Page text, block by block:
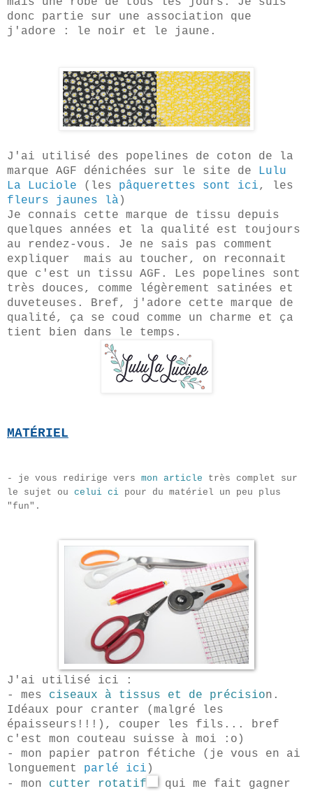
donc partie sur une association que
j'adore : le noir et le jaune.
J'ai utilisé des popelines de coton de la
marque AGF dénichées sur le site de Lulu
La Luciole (les pâquerettes sont ici, les
fleurs jaunes là )
Je connais cette marque de tissu depuis
quelques années et la qualité est toujours
au rendez-vous. Je ne sais pas comment
expliquer mais au toucher, on reconnait
que c'est un tissu AGF. Les popelines sont
très douces, comme légèrement satinées et
duveteuses. Bref, j'adore cette marque de
qualité, ça se coud comme un charme et ça
tient bien dans le temps.
MATÉRIEL
- je vous redirige vers mon article très complet sur
le sujet ou celui ci pour du matériel un peu plus
"fun".
J'ai utilisé ici :
- mes ciseaux à tissus et de précision.
Idéaux pour cranter (malgré les
épaisseurs!!!), couper les fils... bref
c'est mon couteau suisse à moi :o)
- mon papier patron fétiche (je vous en ai
longuement parlé ici )
- mon cutter rotatif
qui me fait gagner